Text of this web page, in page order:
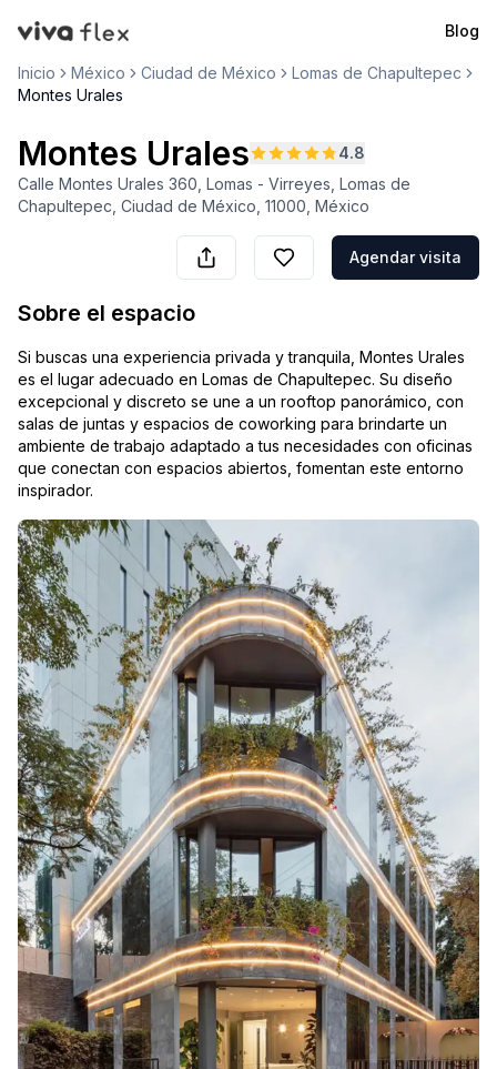
VivaFlex
Blog
Inicio México Ciudad de México
Lomas de Chapultepec
Montes Urales
Montes Urales
4.8
Calle Montes Urales 360, Lomas - Virreyes, Lomas de
Chapultepec, Ciudad de México, 11000, México
Agendar visita
Sobre el espacio
Si buscas una experiencia privada y tranquila, Montes Urales
es el lugar adecuado en Lomas de Chapultepec. Su diseño
excepcional y discreto se une a un rooftop panorámico, con
salas de juntas y espacios de coworking para brindarte un
ambiente de trabajo adaptado a tus necesidades con oficinas
que conectan con espacios abiertos, fomentan este entorno
inspirador.